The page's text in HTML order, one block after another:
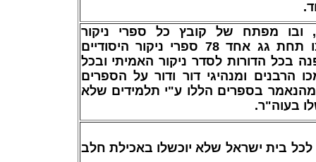
ובו מפתח של קובץ כל ספרי ניקור
המובהקים, שבו נקבצו תחת גג אחד 78 ספרי ניקור היסודיים
בכל הדורות לסדר ניקור האמיתי ובכל
הרבנים ומנהיגי דור ודור על הספרים
מהנאמר בספרים הללו ע"י תלמידים שלא
בעוה"ר.
לכל בית ישראל שלא יוכשלו באכילת חלב